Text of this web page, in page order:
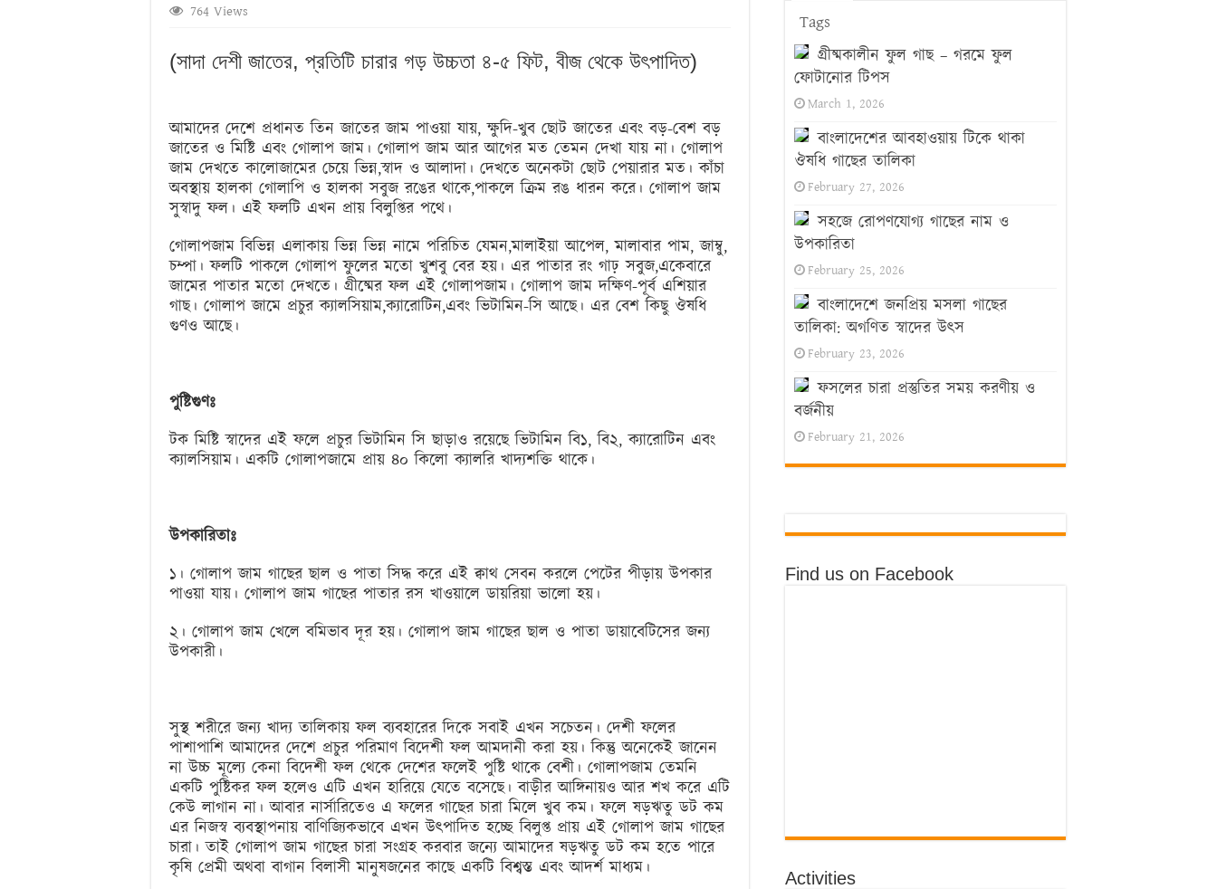
গাছের
764 Views
(সাদা দেশী জাতের, প্রতিটি চারার গড় উচ্চতা ৪-৫ ফিট, বীজ থেকে উৎপাদিত)
আমাদের দেশে প্রধানত তিন জাতের জাম পাওয়া যায়, ক্ষুদি-খুব ছোট জাতের এবং বড়-বেশ বড়
জাতের ও মিষ্টি এবং গোলাপ জাম। গোলাপ জাম আর আগের মত তেমন দেখা যায় না। গোলাপ
জাম দেখতে কালোজামের চেয়ে ভিন্ন,স্বাদ ও আলাদা। দেখতে অনেকটা ছোট পেয়ারার মত। কাঁচা
অবস্থায় হালকা গোলাপি ও হালকা সবুজ রঙের থাকে,পাকলে ক্রিম রঙ ধারন করে। গোলাপ জাম
সুস্বাদু ফল। এই ফলটি এখন প্রায় বিলুপ্তির পথে।
গোলাপজাম বিভিন্ন এলাকায় ভিন্ন ভিন্ন নামে পরিচিত যেমন,মালাইয়া আপেল, মালাবার পাম, জাম্বু,
চম্পা। ফলটি পাকলে গোলাপ ফুলের মতো খুশবু বের হয়। এর পাতার রং গাঢ় সবুজ,একেবারে
জামের পাতার মতো দেখতে। গ্রীষ্মের ফল এই গোলাপজাম। গোলাপ জাম দক্ষিণ-পূর্ব এশিয়ার
গাছ। গোলাপ জামে প্রচুর ক্যালসিয়াম,ক্যারোটিন,এবং ভিটামিন-সি আছে। এর বেশ কিছু ঔষধি
গুণও আছে।
পুষ্টিগুণঃ
টক মিষ্টি স্বাদের এই ফলে প্রচুর ভিটামিন সি ছাড়াও রয়েছে ভিটামিন বি১, বি২, ক্যারোটিন এবং
ক্যালসিয়াম। একটি গোলাপজামে প্রায় ৪০ কিলো ক্যালরি খাদ্যশক্তি থাকে।
উপকারিতাঃ
১। গোলাপ জাম গাছের ছাল ও পাতা সিদ্ধ করে এই ক্বাথ সেবন করলে পেটের পীড়ায় উপকার
পাওয়া যায়। গোলাপ জাম গাছের পাতার রস খাওয়ালে ডায়রিয়া ভালো হয়।
২। গোলাপ জাম খেলে বমিভাব দূর হয়। গোলাপ জাম গাছের ছাল ও পাতা ডায়াবেটিসের জন্য
উপকারী।
সুস্থ শরীরে জন্য খাদ্য তালিকায় ফল ব্যবহারের দিকে সবাই এখন সচেতন। দেশী ফলের
পাশাপাশি আমাদের দেশে প্রচুর পরিমাণ বিদেশী ফল আমদানী করা হয়। কিন্তু অনেকেই জানেন
না উচ্চ মূল্যে কেনা বিদেশী ফল থেকে দেশের ফলেই পুষ্টি থাকে বেশী। গোলাপজাম তেমনি
একটি পুষ্টিকর ফল হলেও এটি এখন হারিয়ে যেতে বসেছে। বাড়ীর আঙ্গিনায়ও আর শখ করে এটি
কেউ লাগান না। আবার নার্সারিতেও এ ফলের গাছের চারা মিলে খুব কম। ফলে ষড়ঋতু ডট কম
এর নিজস্ব ব্যবস্থাপনায় বাণিজ্যিকভাবে এখন উৎপাদিত হচ্ছে বিলুপ্ত প্রায় এই গোলাপ জাম গাছের
চারা। তাই গোলাপ জাম গাছের চারা সংগ্রহ করবার জন্যে আমাদের ষড়ঋতু ডট কম হতে পারে
কৃষি প্রেমী অথবা বাগান বিলাসী মানুষজনের কাছে একটি বিশ্বস্ত এবং আদর্শ মাধ্যম।
Tags
গ্রীষ্মকালীন ফুল গাছ – গরমে ফুল
ফোটানোর টিপস
March 1, 2026
বাংলাদেশের আবহাওয়ায় টিকে থাকা
ঔষধি গাছের তালিকা
February 27, 2026
সহজে রোপণযোগ্য গাছের নাম ও
উপকারিতা
February 25, 2026
বাংলাদেশে জনপ্রিয় মসলা গাছের
তালিকা: অগণিত স্বাদের উৎস
February 23, 2026
ফসলের চারা প্রস্তুতির সময় করণীয় ও
বর্জনীয়
February 21, 2026
Find us on Facebook
Activities